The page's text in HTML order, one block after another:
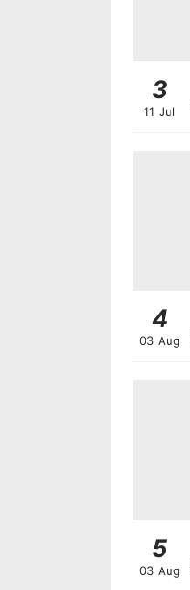
3
11 Jul
4
03 Aug
5
03 Aug